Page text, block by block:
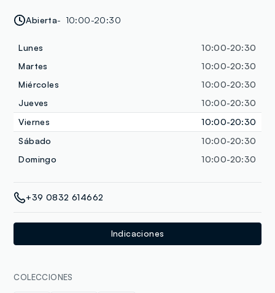
Abierta 10:00-20:30
Lunes
10:00-20:30
Martes
10:00-20:30
Miércoles
10:00-20:30
Jueves
10:00-20:30
Viernes
10:00-20:30
Sábado
10:00-20:30
Domingo
10:00-20:30
+39 0832 614662
Indicaciones
COLECCIONES